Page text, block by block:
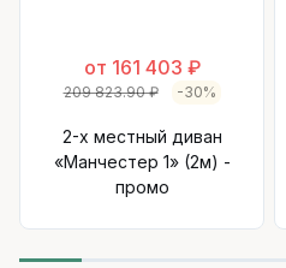
от 161 403 ₽
209 823.90 ₽ -30%
2-х местный диван
«Манчестер 1» (2м) -
промо